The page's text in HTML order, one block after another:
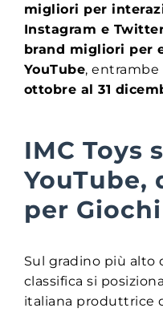
migliori per
Instagram e
brand migliori per
YouTube,
ottobre al 31
IMC Toys
YouTube,
per
Sul gradino più alto
classifica si posiziona
italiana produttrice